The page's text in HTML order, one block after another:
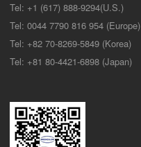
Tel: +1 (617) 888-9294(U.S.)
Tel: 0044 7790 816 954 (Europe)
Tel: +82 70-8269-5849 (Korea)
Tel: +81 80-4421-6898 (Japan)